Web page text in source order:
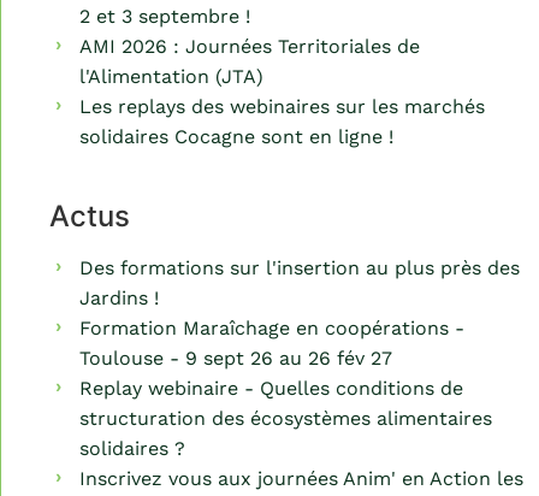
2 et 3 septembre !
AMI 2026 : Journées Territoriales de
l'Alimentation (JTA)
Les replays des webinaires sur les marchés
solidaires Cocagne sont en ligne !
Actus
Des formations sur l'insertion au plus près des
Jardins !
Formation Maraîchage en coopérations -
Toulouse - 9 sept 26 au 26 fév 27
Replay webinaire - Quelles conditions de
structuration des écosystèmes alimentaires
solidaires ?
Inscrivez vous aux journées Anim' en Action les